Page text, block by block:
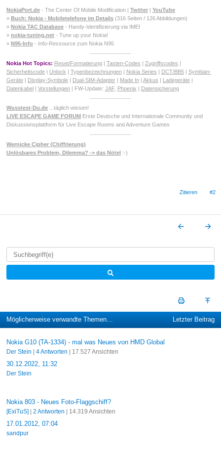
NokiaPort.de- The Center Of Mobile Modification | Twitter| YouTube
» Buch: Nokia - Mobiletelefone im Details(316 Seiten / 126 Abbildungen)
» Nokia TAC Database- Handy-Identifizierung via IMEI
» nokia-tuning.net- Tune up your Nokia!
» N95-Info - Info-Ressource zum Nokia N95
Nokia Hot Topics: Reset/Formatierung| Tasten-Codes | Zugriffscodes |
Sicherheitscode| Unlock | Typenbezeichnungen| Nokia Series | DCT/BB5| Symbian-
Geräte| Display-Symbole| Dual-SIM-Adapter| Made In| Akkus | Ladegeräte|
Datenkabel| Vorstellungen| FW-Update: JAF, Phoenix | Datensicherung
Wusstest-Du.de...täglich wissen!
LIVE ESCAPE GAME FORUM Erste Deutsche und Internationale Community und
Diskussionsplattform für Live Escape Rooms and Adventure Games
Wernicke Cipher (Chiffrierung)
Unlösbares Problem, Dilemma? -> das Nötel :-)
Zitieren #2
Möglicherweise verwandte Themen… Letzter Beitrag
Nokia G10 (TA-1334) - mal was Neues von HMD Global
Der Stein 4 Antworten | 17.527 Ansichten
30.12.2022, 11:32
Der Stein
Nokia 803 - Neues Foto-Flaggschiff?
[ExiTuS] 2 Antworten | 14.319 Ansichten
17.01.2012, 07:04
sandpur